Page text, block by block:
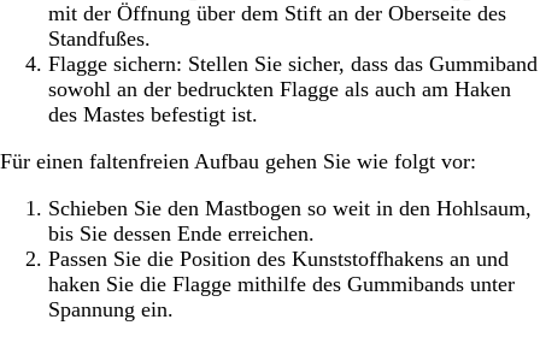
mit der Öffnung über dem Stift an der Oberseite des
Standfußes.
Flagge sichern: Stellen Sie sicher, dass das Gummiband
sowohl an der bedruckten Flagge als auch am Haken
des Mastes befestigt ist.
Für einen faltenfreien Aufbau gehen Sie wie folgt vor:
Schieben Sie den Mastbogen so weit in den Hohlsaum,
bis Sie dessen Ende erreichen.
Passen Sie die Position des Kunststoffhakens an und
haken Sie die Flagge mithilfe des Gummibands unter
Spannung ein.